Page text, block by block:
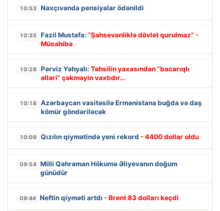
10:53 Naxçıvanda pensiyalar ödənildi
10:35 Fazil Mustafa: “Şahsevənliklə dövlət qurulmaz” -
Müsahibə
10:28 Pərviz Yəhyalı: Təhsilin yaxasından “bacarıqlı
əlləri” çəkməyin vaxtıdır...
10:18
Azərbaycan vasitəsilə Ermənistana buğda və daş
kömür göndəriləcək
10:09 Qızılın qiymətində yeni rekord - 4400 dollar oldu
09:54 Milli Qəhrəman Hökumə Əliyevanın doğum
günüdür
09:44 Neftin qiyməti artdı - Brent 83 dolları keçdi